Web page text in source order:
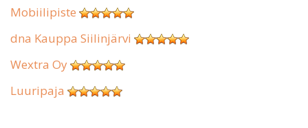
Mobiilipiste
dna Kauppa Siilinjärvi
Wextra Oy
Luuripaja